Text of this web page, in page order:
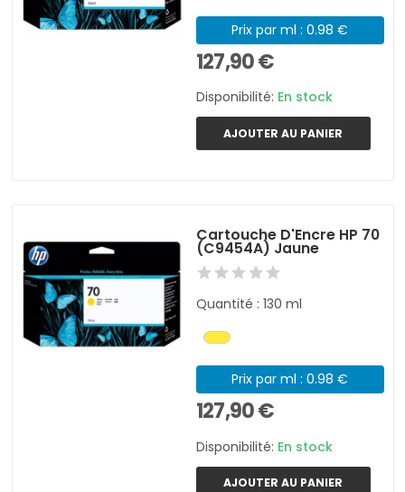
Prix par ml : 0.98 €
127,90 €
Disponibilité: En stock
AJOUTER AU PANIER
Cartouche D'Encre HP 70
(C9454A) Jaune
Quantité : 130 ml
Prix par ml : 0.98 €
127,90 €
Disponibilité: En stock
AJOUTER AU PANIER